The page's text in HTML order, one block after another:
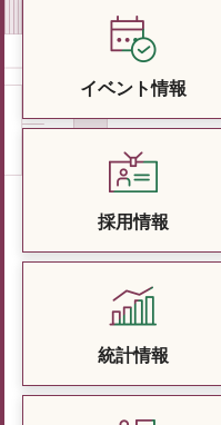
イベント情報
採用情報
統計情報